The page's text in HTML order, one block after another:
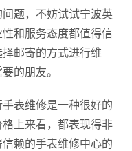
题，不妨试试宁波英
和服务态度都值得信
邮寄的方式进行维
的朋友。
表维修是一种很好的
上来看，都表现得非
赖的手表维修中心的